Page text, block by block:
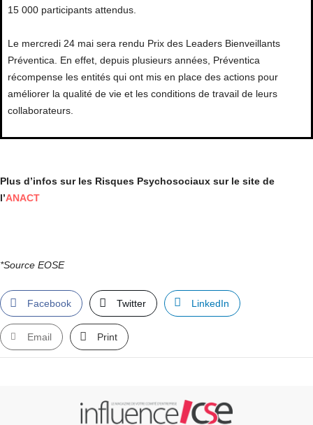
15 000 participants attendus.
Le mercredi 24 mai sera rendu Prix des Leaders Bienveillants
Préventica. En effet, depuis plusieurs années, Préventica
récompense les entités qui ont mis en place des actions pour
améliorer la qualité de vie et les conditions de travail de leurs
collaborateurs.
Plus d’infos sur les Risques Psychosociaux sur le site de
l’ANACT
*Source EOSE
Facebook Twitter LinkedIn
Email Print